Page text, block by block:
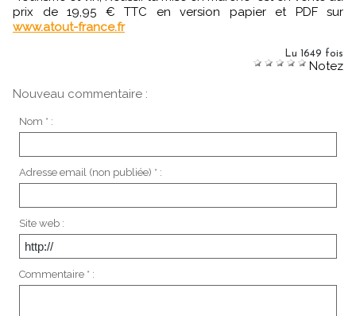
prix de 19,95 € TTC en version papier et PDF sur
www.atout-france.fr
Lu 1649 fois
Notez
Nouveau commentaire :
Nom * :
Adresse email (non publiée) * :
Site web :
Commentaire * :